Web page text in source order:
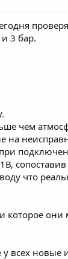
3 бар.
чем
на
что
у всех